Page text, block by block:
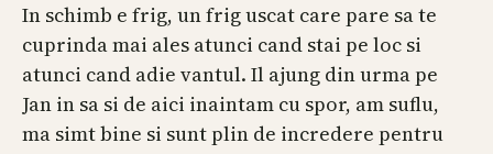
In schimb e frig, un frig uscat care pare sa te
cuprinda mai ales atunci cand stai pe loc si
atunci cand adie vantul. Il ajung din urma pe
Jan in sa si de aici inaintam cu spor, am suflu,
ma simt bine si sunt plin de incredere pentru